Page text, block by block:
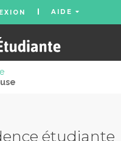
AIDE
étudiante